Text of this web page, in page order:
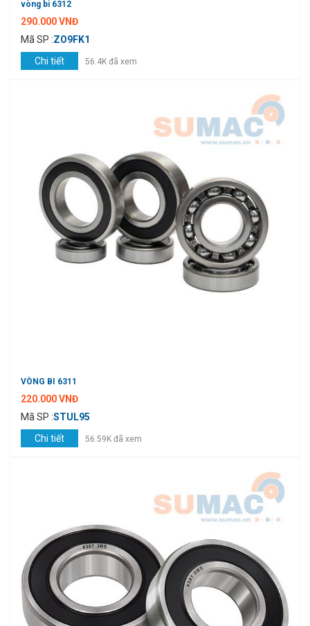
vòng bi 6312
290.000 VNĐ
Mã SP :ZO9FK1
Chi tiết
56.4K đã xem
VÒNG BI 6311
220.000 VNĐ
Mã SP :STUL95
Chi tiết
56.59K đã xem